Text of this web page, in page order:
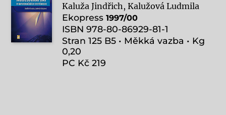
Kaluža Jindřich, Kalužová Ludmila
Ekopress 1997/00
ISBN 978-80-86929-81-1
Stran 125 B5 • Měkká vazba • Kg
0,20
PC Kč 219